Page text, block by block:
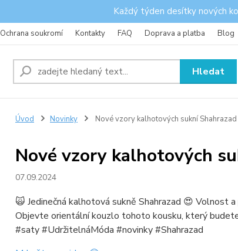
Každý týden desítky nových
Ochrana soukromí Kontakty FAQ Doprava a platba Blog
Hledat
Úvod Novinky Nové vzory kalhotových sukní Shahrazad
Nové vzory kalhotových
07.09.2024
🙀 Jedinečná kalhotová sukně Shahrazad 😍
Objevte orientální kouzlo tohoto kousku, který
#saty #UdržitelnáMóda #novinky #Shahrazad